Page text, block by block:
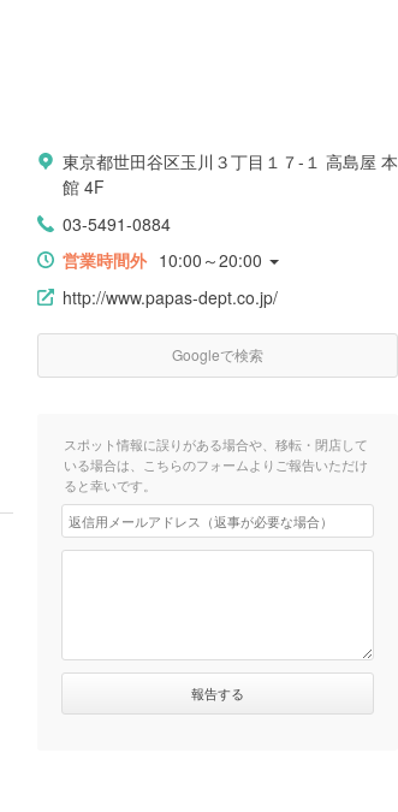
東京都世田谷区玉川３丁目１７-１ 高島屋 本
館 4F
03-5491-0884
営業時間外 10:00～20:00
http://www.papas-dept.co.jp/
Googleで検索
スポット情報に誤りがある場合や、移転・閉店して
いる場合は、こちらのフォームよりご報告いただけ
ると幸いです。